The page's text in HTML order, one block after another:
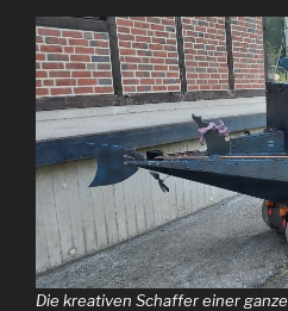
Die kreativen Schaffer einer